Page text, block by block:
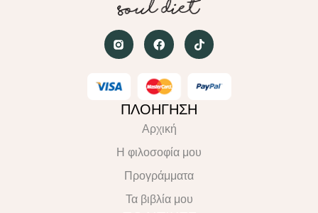
ΠΛΟΗΓΗΣΗ
Αρχική
Η φιλοσοφία μου
Προγράμματα
Τα βιβλία μου